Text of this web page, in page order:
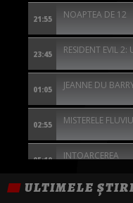
21:55 NOAPTEA DE 12
23:45 RESIDENT EVIL
01:05 JEANNE DU
02:55 MISTERELE
05:10 INTOARCEREA
ULTIMELE